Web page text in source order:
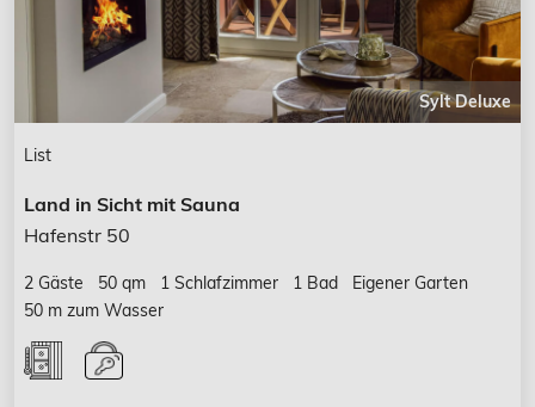
Sylt Deluxe
List
Land in Sicht mit Sauna
Hafenstr 50
2 Gäste 50 qm 1 Schlafzimmer 1 Bad
Eigener Garten
50 m zum Wasser